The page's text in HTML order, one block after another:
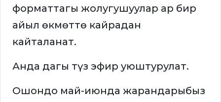
форматтагы жолугушуулар ар бир
айыл өкмөттө кайрадан
кайталанат.
Анда дагы түз эфир уюштурулат.
Ошондо май-июнда жарандарыбыз